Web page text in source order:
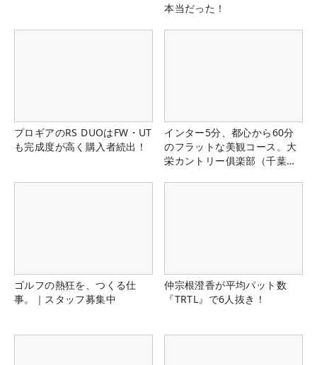
本当だった！
プロギアのRS DUOはFW・UT
も完成度が高く購入者続出！
インター5分、都心から60分
のフラットな美観コース。大
栄カントリー俱楽部（千葉
ゴルフの熱狂を、つくる仕
事。｜スタッフ募集中
仲宗根澄香が平均パット数
『TRTL』で6人抜き！